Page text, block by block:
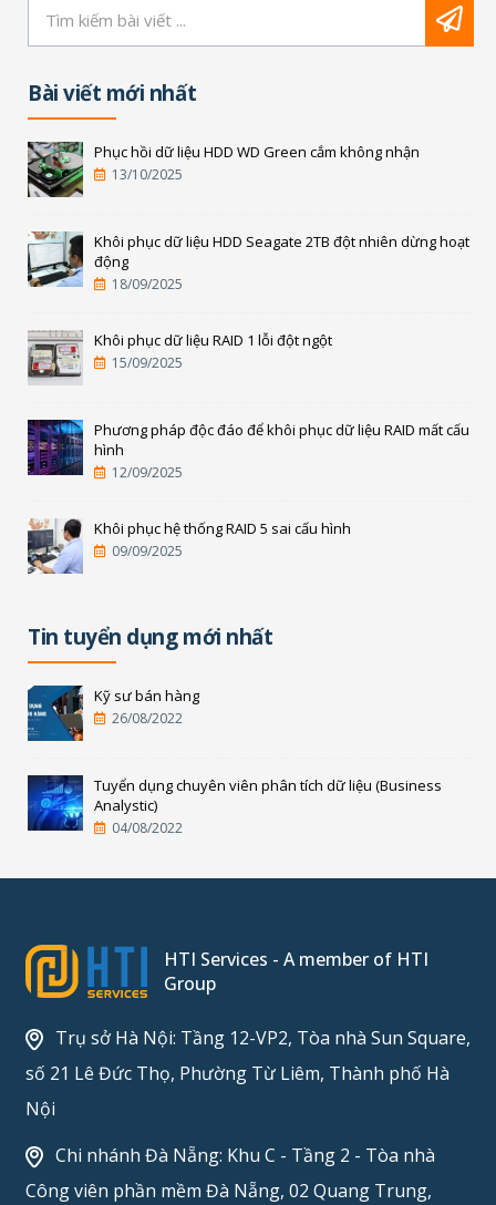
Bài viết mới nhất
Phục hồi dữ liệu HDD WD Green cắm không nhận
13/10/2025
Khôi phục dữ liệu HDD Seagate 2TB đột nhiên dừng hoạt
động
18/09/2025
Khôi phục dữ liệu RAID 1 lỗi đột ngột
15/09/2025
Phương pháp độc đáo để khôi phục dữ liệu RAID mất cấu
hình
12/09/2025
Khôi phục hệ thống RAID 5 sai cấu hình
09/09/2025
Tin tuyển dụng mới nhất
Kỹ sư bán hàng
26/08/2022
Tuyển dụng chuyên viên phân tích dữ liệu (Business
Analystic)
04/08/2022
HTI Services - A member of HTI
Group
Trụ sở Hà Nội: Tầng 12-VP2, Tòa nhà Sun Square,
số 21 Lê Đức Thọ, Phường Từ Liêm, Thành phố Hà
Nội
Chi nhánh Đà Nẵng: Khu C - Tầng 2 - Tòa nhà
Công viên phần mềm Đà Nẵng, 02 Quang Trung,